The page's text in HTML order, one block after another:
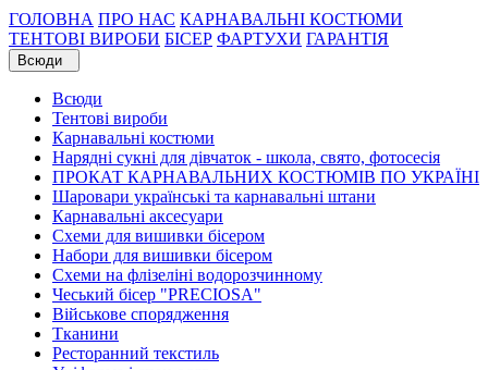
ГОЛОВНА ПРО НАС КАРНАВАЛЬНІ КОСТЮМИ
ТЕНТОВІ ВИРОБИ БІСЕР ФАРТУХИ ГАРАНТІЯ
Всюди
Всюди
Тентові вироби
Карнавальні костюми
Нарядні сукні для дівчаток - школа, свято, фотосесія
ПРОКАТ КАРНАВАЛЬНИХ КОСТЮМІВ ПО УКРАЇНІ
Шаровари українські та карнавальні штани
Карнавальні аксесуари
Схеми для вишивки бісером
Набори для вишивки бісером
Схеми на флізеліні водорозчинному
Чеський бісер "PRECIOSA"
Військове спорядження
Тканини
Ресторанний текстиль